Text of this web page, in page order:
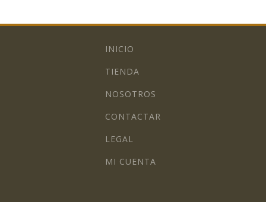
INICIO
TIENDA
NOSOTROS
CONTACTAR
LEGAL
MI CUENTA